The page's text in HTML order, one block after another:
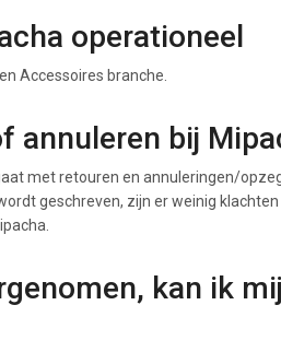
operationeel
Accessoires branche.
annuleren bij
met retouren en annuleringen/
geschreven, zijn er weinig
kan ik